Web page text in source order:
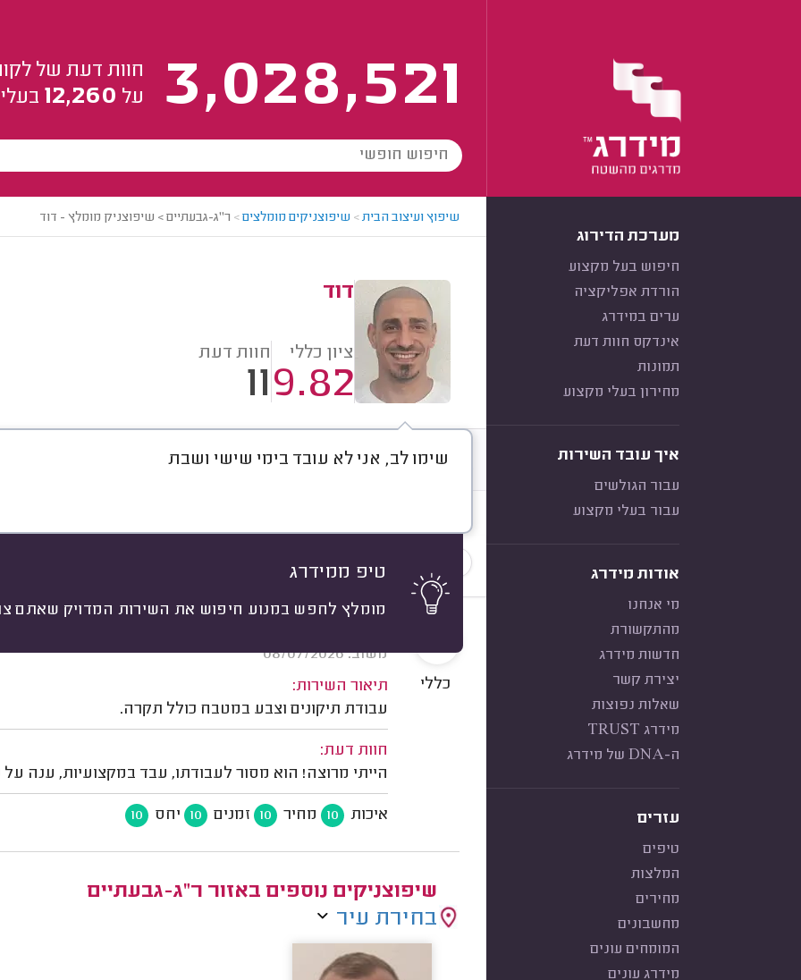
3,028,521
חוות דעת של
על 12,260
מערכת הדירוג
חיפוש בעל מקצוע
הורדת אפליקציה
ערים במידרג
אינדקס חוות דעת
תמונות
מחירון בעלי מקצוע
איך עובד השירות
עבור הגולשים
עבור בעלי מקצוע
אודות מידרג
מי אנחנו
מהתקשורת
חדשות מידרג
יצירת קשר
שאלות נפוצות
מידרג TRUST
ה-DNA של מידרג
עזרים
טיפים
המלצות
מחירים
מחשבונים
המומחים עונים
מידרג עונים
שיפוץ ועיצוב הבית> שיפוצניקים מומלצים> ר"ג-גבעתיים > שיפוצניק מומלץ - דוד
דוד
ציון כללי
9.82
חוות דעת
11
שימו לב, אני לא עובד בימי שישי ושבת
טיפ ממידרג
מומלץ לחפש במנוע חיפוש את השירות המדויק שאתם
דברו איתי חוות דעת ממוצע
שיפוצים כלליים
משוב: 08/07/2026
תיאור השירות:
עבודת תיקונים וצבע במטבח כולל תקרה.
חוות דעת:
הייתי מרוצה! הוא מסור לעבודתו, עבד במקצועיות, ענה
איכות 10 מחיר 10 זמנים 10 יחס 10
10
כללי
שיפוצניקים נוספים באזור ר"ג-גבעתיים
בחירת עיר